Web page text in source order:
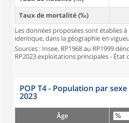
Taux de mortalité (‰)
Les données proposées sont établies
identique, dans la géographie en
Sources : Insee, RP1968 au RP1999
RP2023 exploitations principales - État
POP T4 - Population par
2023
Âge